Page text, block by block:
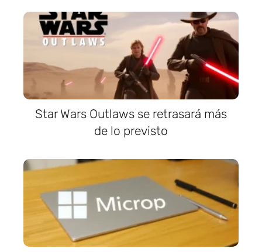
Star Wars Outlaws se retrasará más
de lo previsto